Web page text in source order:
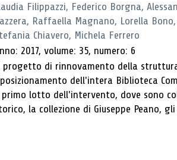
Filippazzi, Federico Borgna,
Raffaella Magnano, Lorella
Chiavero, Michela Ferrero
2017, volume: 35, numero: 6
progetto di rinnovamento della struttura
dell'intera Biblioteca
lotto dell'intervento, dove sono
la collezione di Giuseppe Peano,